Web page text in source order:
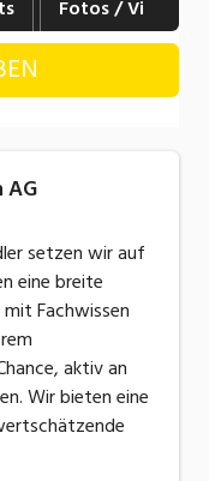
Druck
(Fertigung)
Fotos / Videos
AG
setzen wir auf
eine breite
Fachwissen
aktiv an
Wir bieten eine